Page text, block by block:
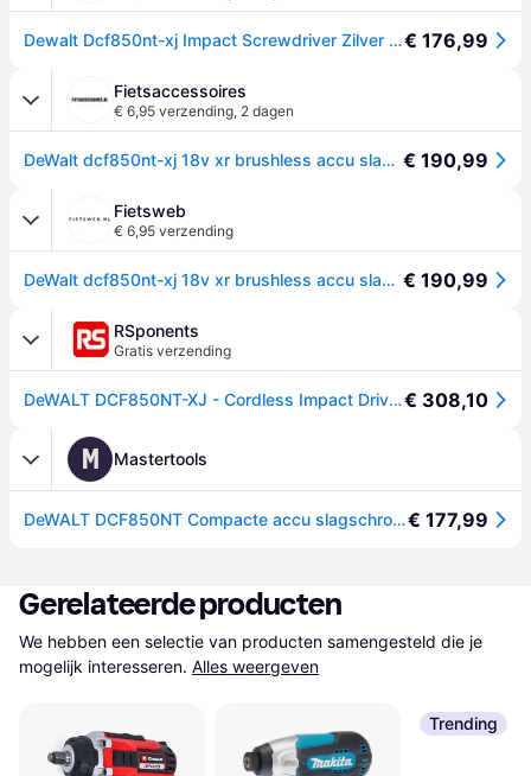
Dewalt Dcf850nt-xj Impact Screwdriver Zilver One Size / EU Plug 220V€ 176,99
Fietsaccessoires
€ 6,95 verzending, 2 dagen
DeWalt dcf850nt-xj 18v xr brushless accu slagschroevendraaier | body in tstak koffer | zonder accu&apos;s en lader - dcf850nt-xj € 190,99
Fietsweb
€ 6,95 verzending
DeWalt dcf850nt-xj 18v xr brushless accu slagschroevendraaier | body in tstak koffer | zonder accu&apos;s en lader - dcf850nt-xj € 190,99
RSponents
Gratis verzending
DeWALT DCF850NT-XJ - Cordless Impact Driver with 1€ 308,10
M Mastertools
DeWALT DCF850NT Compacte accu slagschroevendraaier 205Nm 18V XR Basic Body in TSTAK€ 177,99
Gerelateerde producten
We hebben een selectie van producten samengesteld die je
mogelijk interesseren. Alles weergeven
Trending